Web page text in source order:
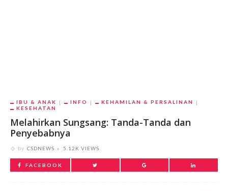
IBU & ANAK INFO
KEHAMILAN & PERSALINAN
KESEHATAN
Melahirkan Sungsang: Tanda-Tanda dan
Penyebabnya
by CSDNEWS 5.12K VIEWS
FACEBOOK